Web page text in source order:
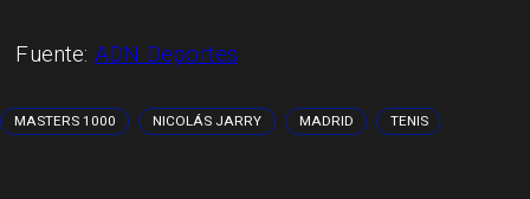
Fuente: ADN Deportes
MASTERS 1000 NICOLÁS JARRY MADRID TENIS